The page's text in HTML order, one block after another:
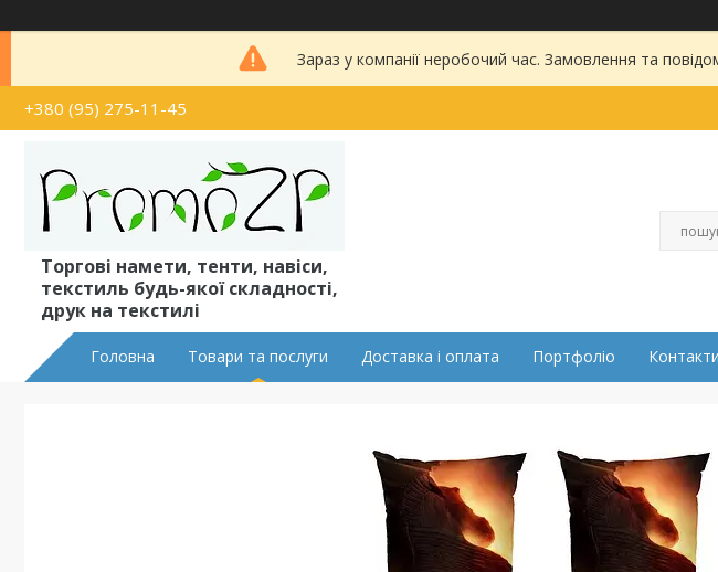
Зараз у компанії неробочий час. Замовлення та
+380 (95) 275-11-45
Торгові намети, тенти, навіси,
текстиль будь-якої складності,
друк на текстилі
Головна Товари та послуги Доставка і оплата Портфоліо Контакти